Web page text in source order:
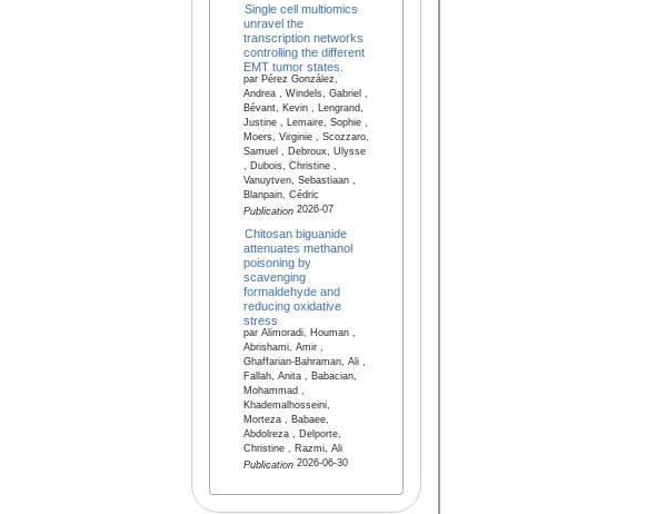
Single cell multiomics
unravel the
transcription networks
controlling the different
EMT tumor states.
par Pérez González,
Andrea , Windels, Gabriel ,
Bévant, Kevin , Lengrand,
Justine , Lemaire, Sophie ,
Moers, Virginie , Scozzaro,
Samuel , Debroux, Ulysse
, Dubois, Christine ,
Vanuytven, Sebastiaan ,
Blanpain, Cédric
Publication2026-07
Chitosan biguanide
attenuates methanol
poisoning by
scavenging
formaldehyde and
reducing oxidative
stress
par Alimoradi, Houman ,
Abrishami, Amir ,
Ghaffarian-Bahraman, Ali ,
Fallah, Anita , Babacian,
Mohammad ,
Khademalhosseini,
Morteza , Babaee,
Abdolreza , Delporte,
Christine , Razmi, Ali
Publication2026-06-30